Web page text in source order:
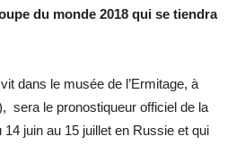
du monde 2018 qui se tiendra
dans le musée de l’Ermitage, à
sera le pronostiqueur officiel de la
juin au 15 juillet en Russie et qui